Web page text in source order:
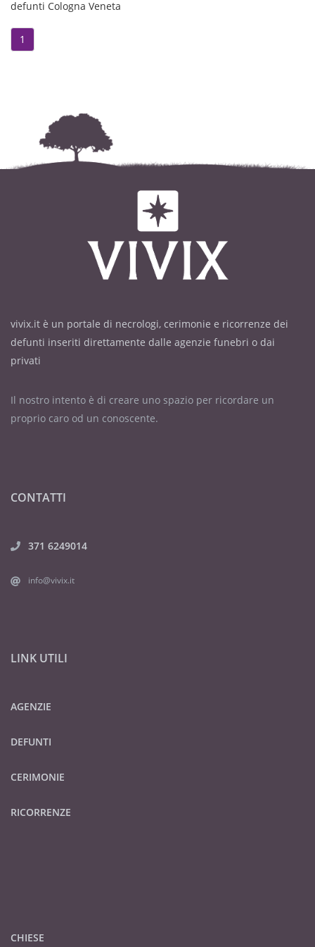
defunti Cologna Veneta
1
vivix.it è un portale di necrologi, cerimonie e ricorrenze dei
defunti inseriti direttamente dalle agenzie funebri o dai
privati
Il nostro intento è di creare uno spazio per ricordare un
proprio caro od un conoscente.
CONTATTI
371 6249014
info@vivix.it
LINK UTILI
AGENZIE
DEFUNTI
CERIMONIE
RICORRENZE
CHIESE